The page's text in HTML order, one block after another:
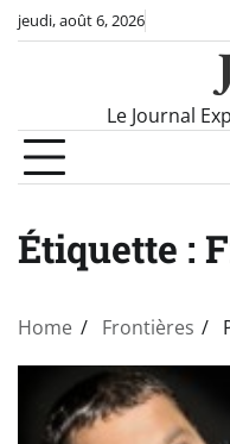
Skipjeudi, août 6, 2026
Le Journal
Étiquette :
Home Frontières